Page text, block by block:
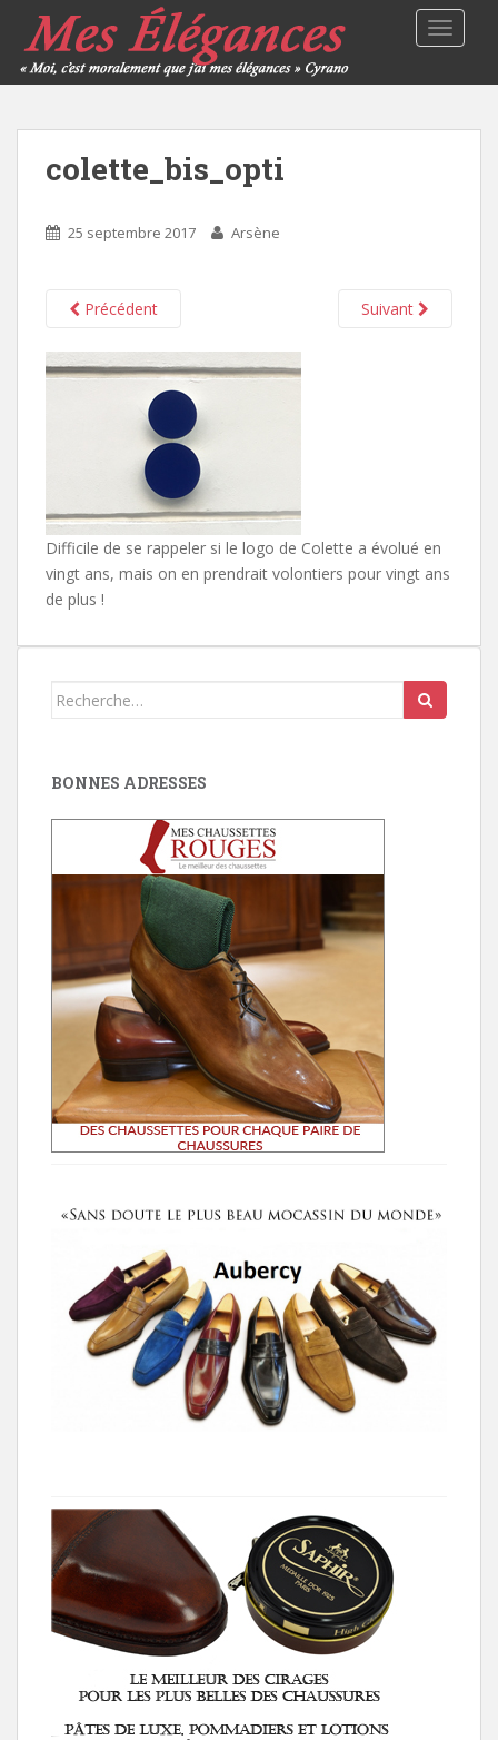
colette_bis_opti
25 septembre 2017 Arsène
Précédent Suivant
Difficile de se rappeler si le logo de Colette a évolué en
vingt ans, mais on en prendrait volontiers pour vingt ans
de plus !
Search
BONNES ADRESSES